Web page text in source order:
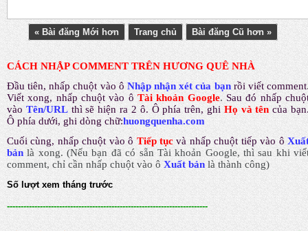
« Bài đăng Mới hơn Trang chủ Bài đăng Cũ hơn »
CÁCH NHẬP COMMENT TRÊN HƯƠNG QUÊ NHÀ
Đầu tiên, nhấp chuột vào ô Nhập nhận xét của bạn rồi viết comment
Viết xong, nhấp chuột vào ô Tài khoản Google. Sau đó nhấp
vào Tên/URL thì sẽ hiện ra 2 ô. Ô phía trên, ghi Họ và tên của
Ô phía dưới, ghi dòng chữ:huongquenha.com
Cuối cùng, nhấp chuột vào ô Tiếp tục và nhấp chuột tiếp vào ô
bản là xong.(Nếu bạn đã có sẵn Tài khoản Google, thì sau khi
comment, chỉ cần nhấp chuột vào ô Xuất bản là thành công)
Số lượt xem tháng trước
-------------------------------------------------------------------------